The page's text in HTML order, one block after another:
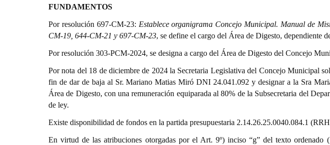
FUNDAMENTOS
Por resolución 697-CM-23: Establece organigrama Concejo Municipal. Manual de
CM-19, 644-CM-21 y 697-CM-23, se define el cargo del Área de Digesto, dependiente
Por resolución 303-PCM-2024, se designa a cargo del Área de Digesto del Concejo
Por nota del 18 de diciembre de 2024 la Secretaria Legislativa del Concejo Municipal
fin de dar de baja al Sr. Mariano Matias Miró DNI 24.041.092 y designar a la Sra
Área de Digesto, con una remuneración equiparada al 80% de la Subsecretaria del
de ley.
Existe disponibilidad de fondos en la partida presupuestaria 2.14.26.25.0040.084.1
En virtud de las atribuciones otorgadas por el Art. 9º) inciso “g” del texto ordenado